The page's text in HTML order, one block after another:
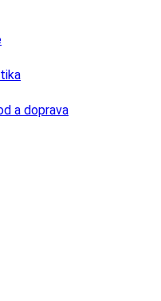
a doprava